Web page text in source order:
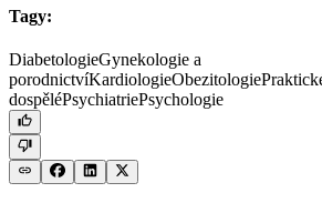
Tagy:
DiabetologieGynekologie a
porodnictvíKardiologieObezitologie
dospěléPsychiatriePsychologie